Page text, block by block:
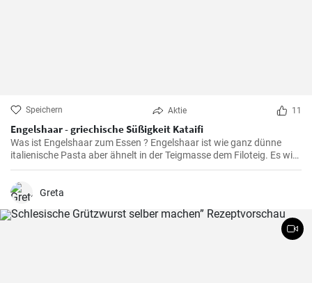
Speichern Aktie 11
Engelshaar - griechische Süßigkeit Kataifi
Was ist Engelshaar zum Essen ? Engelshaar ist wie ganz dünne
italienische Pasta aber ähnelt in der Teigmasse dem Filoteig. Es wird
im balkanischen Raum für Süßspeisen mit Nüssen und Gewürzen
gefüllt benutzt. Schauen Sie selbst wie es geht !
Greta